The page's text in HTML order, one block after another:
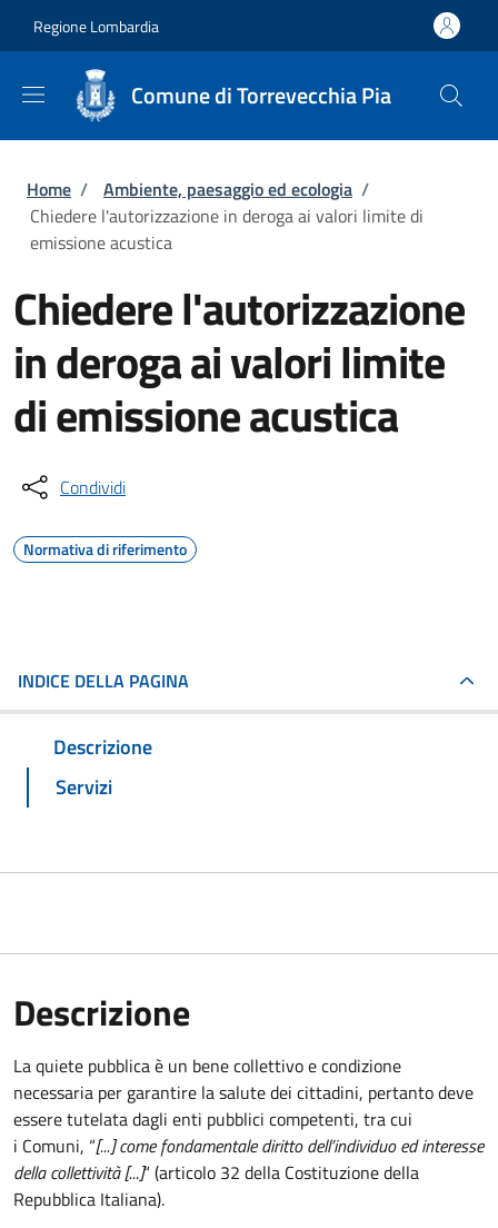
Regione Lombardia
Comune di Torrevecchia Pia
Briciole di pane
Home / Ambiente, paesaggio ed ecologia /
Chiedere l'autorizzazione in deroga ai valori limite di
emissione acustica
Chiedere l'autorizzazione
in deroga ai valori limite
di emissione acustica
Condividi
Normativa di riferimento
INDICE DELLA PAGINA
Descrizione
Servizi
Descrizione
La quiete pubblica è un bene collettivo e condizione
necessaria per garantire la salute dei cittadini, pertanto deve
essere tutelata dagli enti pubblici competenti, tra cui
i Comuni, “[...] come fondamentale diritto dell’individuo ed interesse
della collettività [...]“ (articolo 32 della Costituzione della
Repubblica Italiana).